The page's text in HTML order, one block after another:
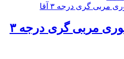
کلاس تئوری مربی گری درجه ۳